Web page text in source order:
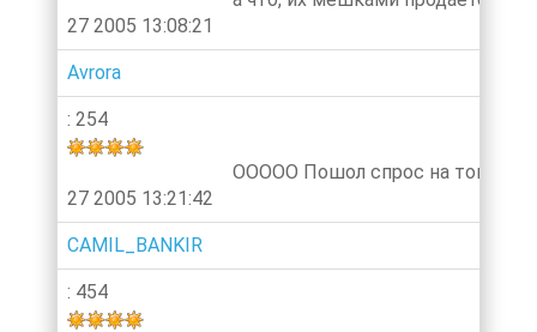
27 2005 13:08:21
Avrora
: 254
27 2005 13:21:42
ООООО Пошол спрос на
CAMIL_BANKIR
: 454